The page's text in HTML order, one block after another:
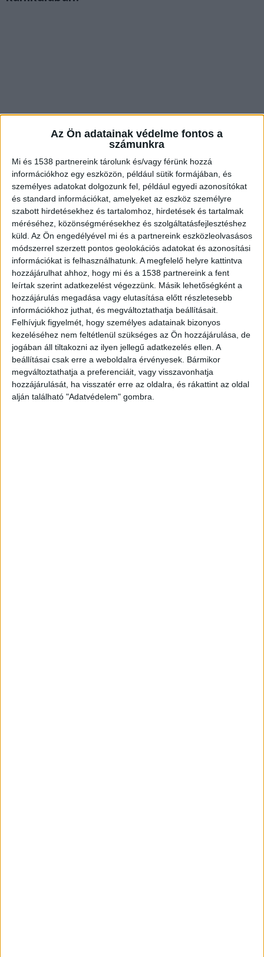
Az Ön adatainak védelme fontos a
számunkra
Mi és 1538 partnereink tárolunk és/vagy férünk hozzá
információkhoz egy eszközön, például sütik formájában, és
személyes adatokat dolgozunk fel, például egyedi azonosítókat
és standard információkat, amelyeket az eszköz személyre
szabott hirdetésekhez és tartalomhoz, hirdetések és tartalmak
méréséhez, közönségmérésekhez és szolgáltatásfejlesztéshez
küld. Az Ön engedélyével mi és a partnereink eszközleolvasásos
módszerrel szerzett pontos geolokációs adatokat és azonosítási
információkat is felhasználhatunk. A megfelelő helyre kattintva
hozzájárulhat ahhoz, hogy mi és a 1538 partnereink a fent
leírtak szerint adatkezelést végezzünk. Másik lehetőségként a
hozzájárulás megadása vagy elutasítása előtt részletesebb
információkhoz juthat, és megváltoztathatja beállításait.
Felhívjuk figyelmét, hogy személyes adatainak bizonyos
kezeléséhez nem feltétlenül szükséges az Ön hozzájárulása, de
jogában áll tiltakozni az ilyen jellegű adatkezelés ellen. A
beállításai csak erre a weboldalra érvényesek. Bármikor
megváltoztathatja a preferenciáit, vagy visszavonhatja
hozzájárulását, ha visszatér erre az oldalra, és rákattint az oldal
alján található "Adatvédelem" gombra.
Vadregényes hangulat
A szerdai nyitást követően a fürdőzők idén már
két teljes hónapon át, egészen augusztus végéig
élvezhetik a folyó közvetlen közelségét.
Karácsony Gergely főpolgármester vízparti
tájékoztatása szerint a látogatók a Duna egy 100
méteres, azaz a tavalyi kísérleti évhez képest
ötször hosszabb szakaszán mártózhatnak meg
biztonságosan a vízben. Az elmúlt hónapok
megfeszített munkájának köszönhetően a
partszakaszt úgy sikerült kényelmessé és
akadálymentessé tenni, hogy az Árasztó-part